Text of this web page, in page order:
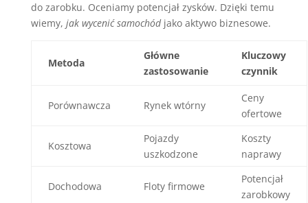
do zarobku. Oceniamy potencjał zysków. Dzięki temu
wiemy, jak wycenić samochódjako aktywo biznesowe.
Metoda
Główne
zastosowanie
Kluczowy
czynnik
Porównawcza Rynek wtórny
Ceny
ofertowe
Kosztowa
Pojazdy
uszkodzone
Koszty
naprawy
Dochodowa Floty firmowe
Potencjał
zarobkowy